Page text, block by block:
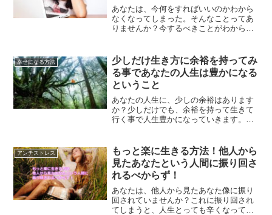
あなたは、今何をすればいいのかわから
なくなってしまった。そんなことってあ
りませんか？今するべきことがわからな
の道を作っていくことで道に迷うことは
無くなります。
幸せになる方法
少しだけ生き方に余裕を持ってみ
る事であなたの人生は豊かになる
ということ
あなたの人生に、少しの余裕はあります
か？少しだけでも、余裕を持って生きて
行く事で人生豊かになっていきます。余
か？
アンチストレス
もっと楽に生きる方法！他人から
見たあなたという人間に振り回さ
れるべからず！
あなたは、他人から見たあなた像に振り
回されていませんか？これに振り回され
てしまうと、人生とっても辛くなってし